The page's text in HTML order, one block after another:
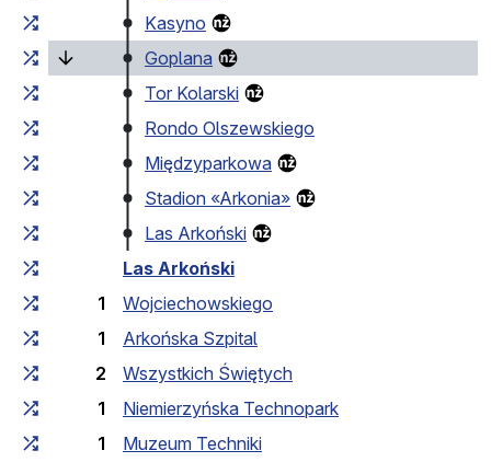
Kasyno
Goplana
Tor Kolarski
Rondo Olszewskiego
Międzyparkowa
Stadion «Arkonia»
Las Arkoński
Las Arkoński
1
Wojciechowskiego
1
Arkońska Szpital
2
Wszystkich Świętych
1
Niemierzyńska Technopark
1
Muzeum Techniki